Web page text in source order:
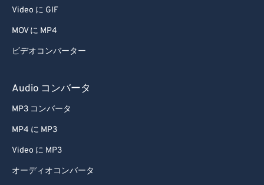
Video に GIF
MOV に MP4
ビデオコンバーター
Audio コンバータ
MP3 コンバータ
MP4 に MP3
Video に MP3
オーディオコンバータ